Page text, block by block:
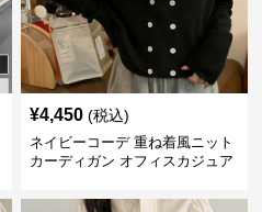
¥4,450 (税込)
ネイビーコーデ 重ね着風ニット
カーディガン オフィスカジュア